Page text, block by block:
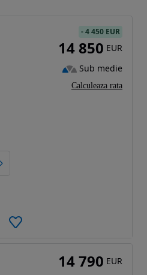
-4 450 EUR
14 850 EUR
Sub medie
Calculeaza rata
14 790 EUR